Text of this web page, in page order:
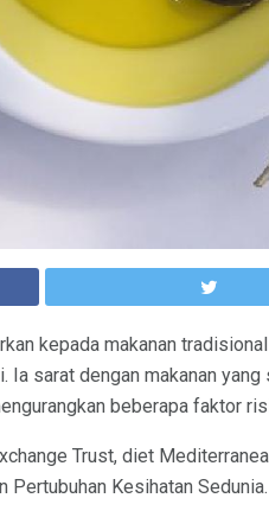
kepada makanan
Ia sarat dengan makanan
beberapa faktor
Trust, diet
Pertubuhan Kesihatan Sedunia.